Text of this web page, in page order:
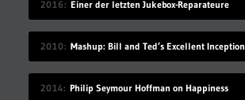
2016 Einer der letzten Jukebox-Reparateure
2010 Mashup: Bill and Ted’s Excellent Inception
2014 Philip Seymour Hoffman on Happiness